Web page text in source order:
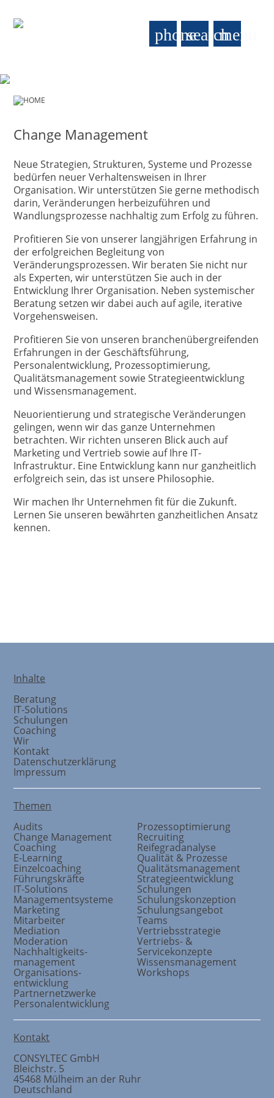
phonesearchmenu
HOME
Change Management
Neue Strategien, Strukturen, Systeme und Prozesse
bedürfen neuer Verhaltensweisen in Ihrer
Organisation. Wir unterstützen Sie gerne methodisch
darin, Veränderungen herbeizuführen und
Wandlungsprozesse nachhaltig zum Erfolg zu führen.
Profitieren Sie von unserer langjährigen Erfahrung in
der erfolgreichen Begleitung von
Veränderungsprozessen. Wir beraten Sie nicht nur
als Experten, wir unterstützen Sie auch in der
Entwicklung Ihrer Organisation. Neben systemischer
Beratung setzen wir dabei auch auf agile, iterative
Vorgehensweisen.
Profitieren Sie von unseren branchenübergreifenden
Erfahrungen in der Geschäftsführung,
Personalentwicklung, Prozessoptimierung,
Qualitätsmanagement sowie Strategieentwicklung
und Wissensmanagement.
Neuorientierung und strategische Veränderungen
gelingen, wenn wir das ganze Unternehmen
betrachten. Wir richten unseren Blick auch auf
Marketing und Vertrieb sowie auf Ihre IT-
Infrastruktur. Eine Entwicklung kann nur ganzheitlich
erfolgreich sein, das ist unsere Philosophie.
Wir machen Ihr Unternehmen fit für die Zukunft.
Lernen Sie unseren bewährten ganzheitlichen Ansatz
kennen.
Inhalte
Beratung
IT-Solutions
Schulungen
Coaching
Wir
Kontakt
Datenschutzerklärung
Impressum
Themen
Audits
Change Management
Coaching
E-Learning
Einzelcoaching
Führungskräfte
IT-Solutions
Managementsysteme
Marketing
Mitarbeiter
Mediation
Moderation
Nachhaltigkeits-
management
Organisations-
entwicklung
Partnernetzwerke
Personalentwicklung
Prozessoptimierung
Recruiting
Reifegradanalyse
Qualität & Prozesse
Qualitätsmanagement
Strategieentwicklung
Schulungen
Schulungskonzeption
Schulungsangebot
Teams
Vertriebsstrategie
Vertriebs- &
Servicekonzepte
Wissensmanagement
Workshops
Kontakt
CONSYLTEC GmbH
Bleichstr. 5
45468 Mülheim an der Ruhr
Deutschland